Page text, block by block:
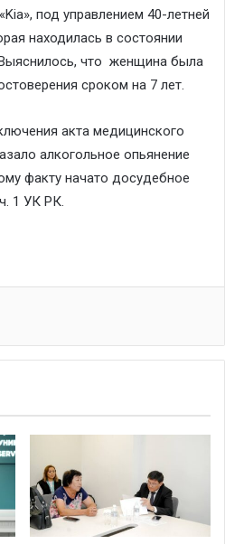
под управлением 40-летней
находилась в состоянии
что женщина была
сроком на 7 лет.
акта медицинского
алкогольное опьянение
факту начато досудебное
1 УК РК.